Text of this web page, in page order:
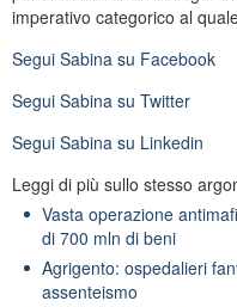
imperativo categorico al
Segui Sabina su Facebook
Segui Sabina su Twitter
Segui Sabina su Linkedin
Leggi di più sullo stesso
Vasta operazione
di 700 mln di beni
Agrigento: ospedalieri
assenteismo